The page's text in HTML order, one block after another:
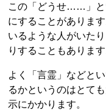
この「どうせ……」と
にすることがありま
いるような人がいた
りすることもあります
よく「言霊」などと
るかというのはとて
示にかかります。